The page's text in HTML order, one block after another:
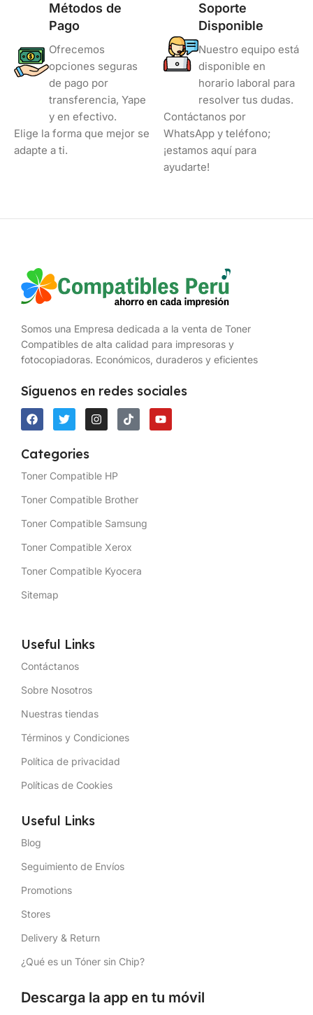
Métodos de
Pago
Ofrecemos
opciones seguras
de pago por
transferencia, Yape
y en efectivo.
Elige la forma que mejor se
adapte a ti.
Soporte
Disponible
Nuestro equipo está
disponible en
horario laboral para
resolver tus dudas.
Contáctanos por
WhatsApp y teléfono;
¡estamos aquí para
ayudarte!
Somos una Empresa dedicada a la venta de Toner
Compatibles de alta calidad para impresoras y
fotocopiadoras. Económicos, duraderos y eficientes
Síguenos en redes sociales
Categories
Toner Compatible HP
Toner Compatible Brother
Toner Compatible Samsung
Toner Compatible Xerox
Toner Compatible Kyocera
Sitemap
Useful Links
Contáctanos
Sobre Nosotros
Nuestras tiendas
Términos y Condiciones
Política de privacidad
Políticas de Cookies
Useful Links
Blog
Seguimiento de Envíos
Promotions
Stores
Delivery & Return
¿Qué es un Tóner sin Chip?
Descarga la app en tu móvil